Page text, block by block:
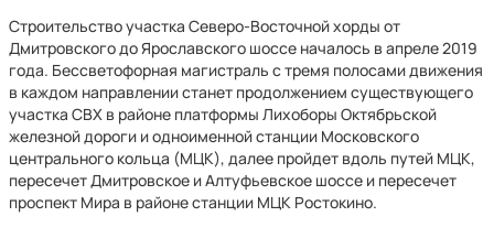
Строительство участка Северо-Восточной хорды от
Дмитровского до Ярославского шоссе началось в апреле 2019
года. Бессветофорная магистраль с тремя полосами движения
в каждом направлении станет продолжением существующего
участка СВХ в районе платформы Лихоборы Октябрьской
железной дороги и одноименной станции Московского
центрального кольца (МЦК), далее пройдет вдоль путей МЦК,
пересечет Дмитровское и Алтуфьевское шоссе и пересечет
проспект Мира в районе станции МЦК Ростокино.